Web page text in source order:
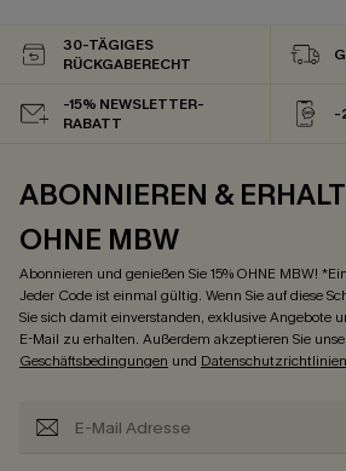
30-TÄGIGES
RÜCKGABERECHT
-15% NEWSLETTER-
RABATT
-
ABONNIEREN &
OHNE MBW
Abonnieren und genießen Sie 15% OHNE MBW!
Jeder Code ist einmal gültig. Wenn Sie auf diese
Sie sich damit einverstanden, exklusive Angebote
E-Mail zu erhalten. Außerdem akzeptieren Sie
Geschäftsbedingungen und Datenschutzrichtlinien